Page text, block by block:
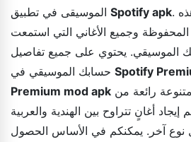
Spotify apk. تحتوي مكتبة الموسيقى هذه
وجميع الأغاني التي استمعت
الموسيقي. يحتوي على جميع تفاصيل
Spotify
Premium mod apk
أغانٍ تتراوح بين الهندية والعربية
نوع آخر. يمكنكم في الأساس الحصول